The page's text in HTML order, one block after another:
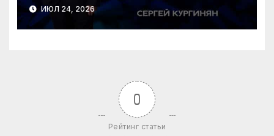
ИЮЛ 24, 2026
0
Рейтинг статьи